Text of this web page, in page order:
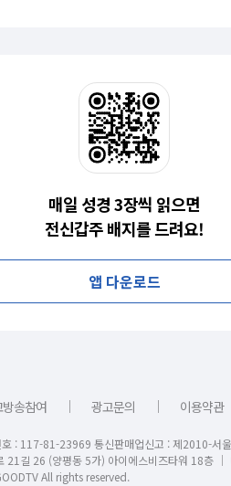
매일 성경 3장씩 읽으면
전신갑주 배지를 드려요!
앱 다운로드
방송참여 ｜ 광고문의 ｜ 이용약관
호 : 117-81-23969 통신판매업신고 : 제2010-서
21길 26 (양평동 5가) 아이에스비즈타워 18층
All rights reserved.